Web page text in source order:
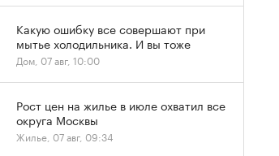
Какую ошибку все совершают при
мытье холодильника. И вы тоже
Дом, 07 авг, 10:00
Рост цен на жилье в июле охватил все
округа Москвы
Жилье, 07 авг, 09:34